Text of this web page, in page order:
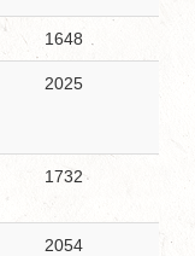
1648
2025
1732
2054